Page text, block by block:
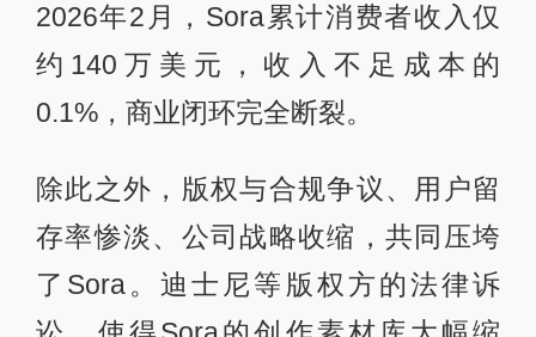
2026年2月，Sora累计消费者收入仅
约140万美元，收入不足成本的
0.1%，商业闭环完全断裂。
除此之外，版权与合规争议、用户留
存率惨淡、公司战略收缩，共同压垮
了Sora。迪士尼等版权方的法律诉